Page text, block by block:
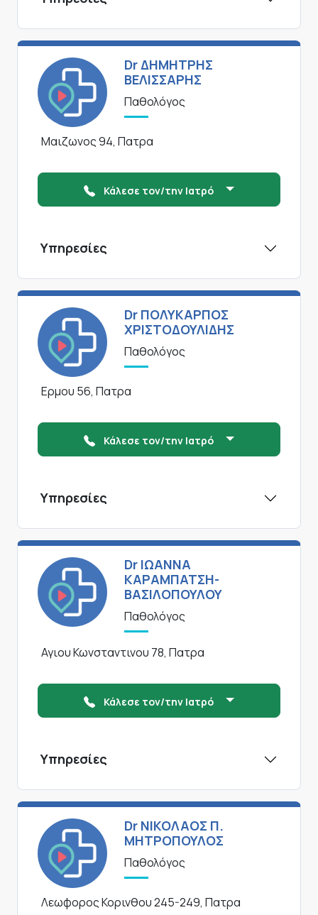
Dr ΔΗΜΗΤΡΗΣ
ΒΕΛΙΣΣΑΡΗΣ
Παθολόγος
Μαιζωνος 94, Πατρα
Κάλεσε τον/την Ιατρό
Υπηρεσίες
Dr ΠΟΛΥΚΑΡΠΟΣ
ΧΡΙΣΤΟΔΟΥΛΙΔΗΣ
Παθολόγος
Ερμου 56, Πατρα
Κάλεσε τον/την Ιατρό
Υπηρεσίες
Dr ΙΩΑΝΝΑ
ΚΑΡΑΜΠΑΤΣΗ-
ΒΑΣΙΛΟΠΟΥΛΟΥ
Παθολόγος
Αγιου Κωνσταντινου 78, Πατρα
Κάλεσε τον/την Ιατρό
Υπηρεσίες
Dr ΝΙΚΟΛΑΟΣ Π.
ΜΗΤΡΟΠΟΥΛΟΣ
Παθολόγος
Λεωφορος Κορινθου 245-249, Πατρα